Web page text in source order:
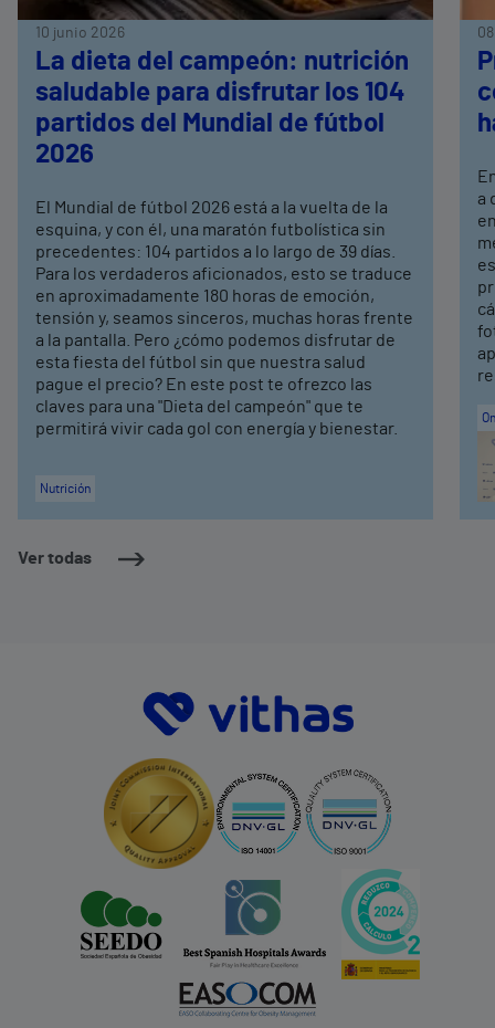
Ver todas
10 junio 2026
La dieta del campeón: nutrición
saludable para disfrutar los 104
partidos del Mundial de fútbol
2026
El Mundial de fútbol 2026 está a la vuelta de la
esquina, y con él, una maratón futbolística sin
precedentes: 104 partidos a lo largo de 39 días.
Para los verdaderos aficionados, esto se traduce
en aproximadamente 180 horas de emoción,
tensión y, seamos sinceros, muchas horas frente
a la pantalla. Pero ¿cómo podemos disfrutar de
esta fiesta del fútbol sin que nuestra salud
pague el precio? En este post te ofrezco las
claves para una "Dieta del campeón" que te
permitirá vivir cada gol con energía y bienestar.
Nutrición
a